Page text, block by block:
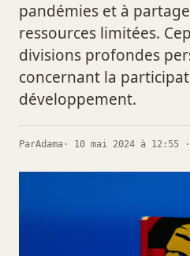
pandémies et à
ressources limitées.
divisions profondes
concernant la
développement.
ParAdama · 10 mai 2024 à 12:55